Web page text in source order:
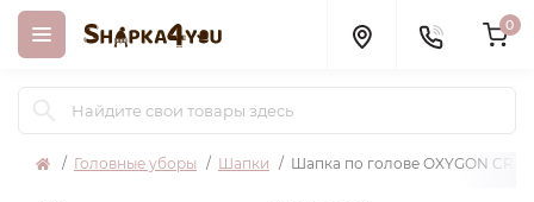
0
Головные уборы Шапки Шапка по голове OXYGON